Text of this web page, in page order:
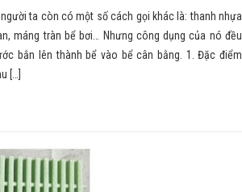
ta còn có một số cách gọi khác là: thanh nhựa
máng tràn bể bơi… Nhưng công dụng của nó đều
bắn lên thành bể vào bể cân bằng. 1. Đặc điểm
[…]